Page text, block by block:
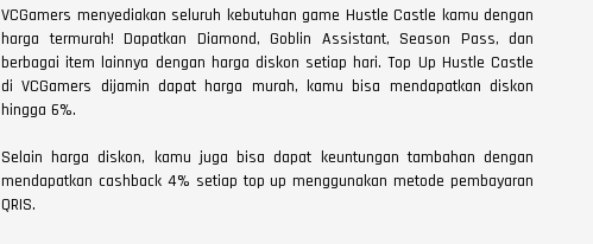
VCGamers menyediakan seluruh kebutuhan game Hustle Castle kamu dengan
harga termurah! Dapatkan Diamond, Goblin Assistant, Season Pass, dan
berbagai item lainnya dengan harga diskon setiap hari. Top Up Hustle Castle
di VCGamers dijamin dapat harga murah, kamu bisa mendapatkan diskon
hingga 6%.
Selain harga diskon, kamu juga bisa dapat keuntungan tambahan dengan
mendapatkan cashback 4% setiap top up menggunakan metode pembayaran
QRIS.